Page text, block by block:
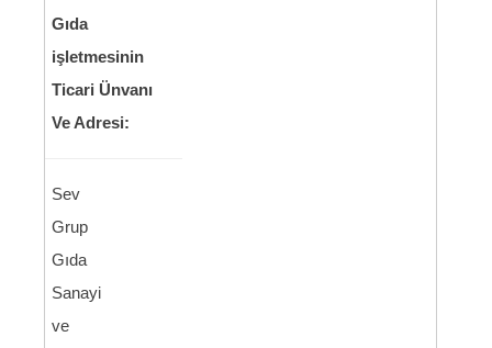
Gıda
işletmesinin
Ticari Ünvanı
Ve Adresi:
Sev
Grup
Gıda
Sanayi
ve